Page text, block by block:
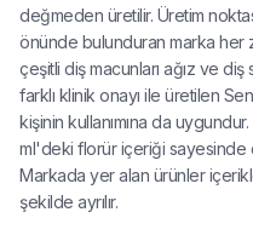
değmeden üretilir. Üretim
önünde bulunduran marka her
çeşitli diş macunları ağız ve
farklı klinik onayı ile üretilen
kişinin kullanımına da
ml'deki florür içeriği sayesinde
Markada yer alan ürünler
şekilde ayrılır.